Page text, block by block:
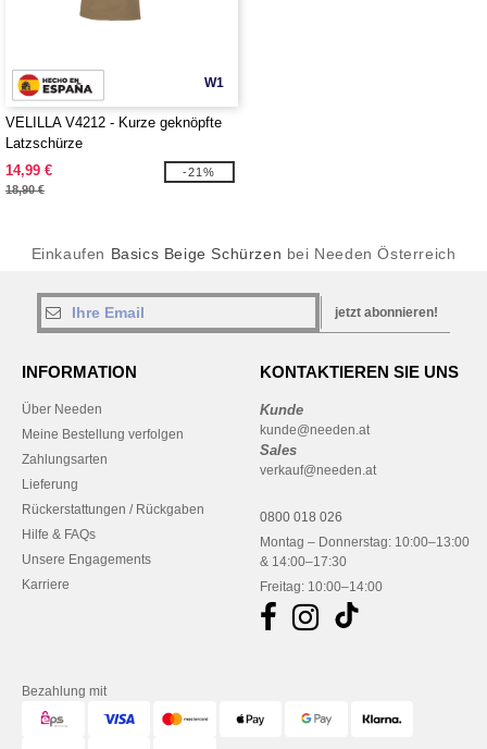
W1
VELILLA V4212 - Kurze geknöpfte
Latzschürze
14,99 €
18,90 €
-21%
Einkaufen Basics Beige Schürzen bei Needen Österreich
jetzt abonnieren!
INFORMATION
Über Needen
Meine Bestellung verfolgen
Zahlungsarten
Lieferung
Rückerstattungen / Rückgaben
Hilfe & FAQs
Unsere Engagements
Karriere
KONTAKTIEREN SIE UNS
Kunde
kunde@needen.at
Sales
verkauf@needen.at
0800 018 026
Montag – Donnerstag: 10:00–13:00
& 14:00–17:30
Freitag: 10:00–14:00
Bezahlung mit